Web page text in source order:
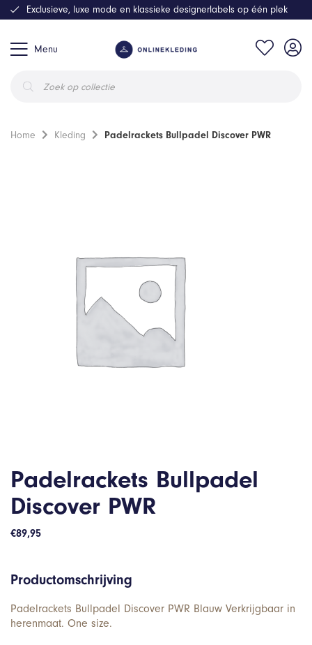
Menu
zoeken
Exclusieve, luxe mode en klassieke designerlabels op één plek
Home Kleding Padelrackets Bullpadel Discover PWR
Padelrackets Bullpadel
Discover PWR
€89,95
Productomschrijving
Padelrackets Bullpadel Discover PWR Blauw Verkrijgbaar in
herenmaat. One size.